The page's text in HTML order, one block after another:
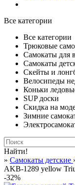
Все категории
Все категории
Трюковые
Самокаты для
Самокаты
Cкейты и
Велосипеды
Коньки
SUP доски
Скидка на
Зимние
Найти!
» Самокаты детские
AKB-1289 yellow
-32%